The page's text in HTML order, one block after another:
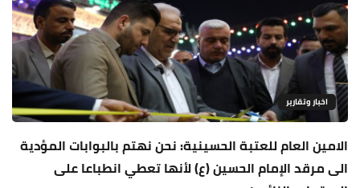
اخبار وتقارير
الامين العام للعتبة الحسينية: نحن نهتم بالبوابات المؤدية
الى مرقد الإمام الحسين (ع) لأنها تعطي انطباعا على